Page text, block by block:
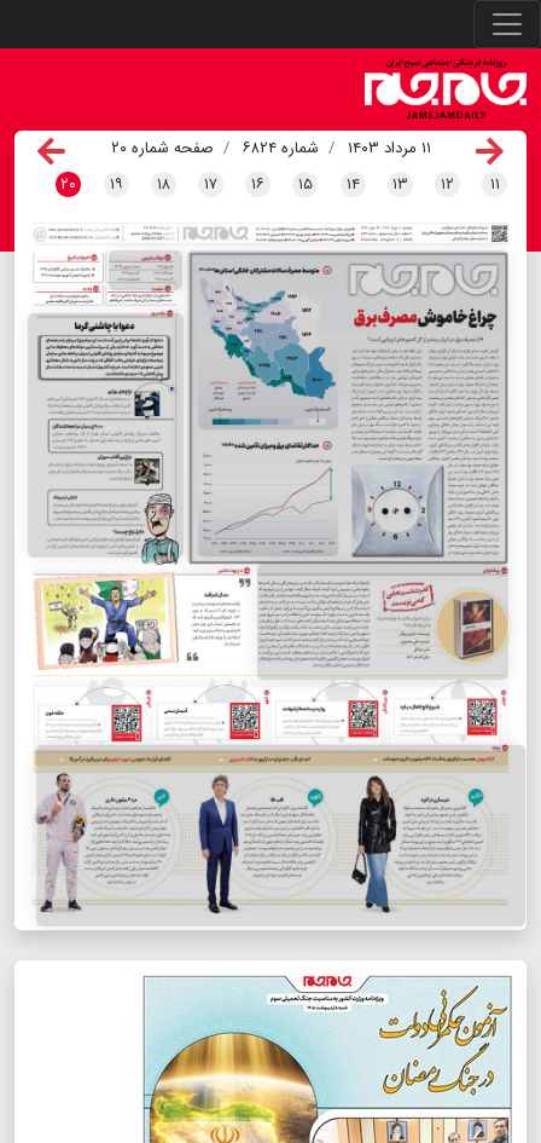
۱۱ مرداد ۱۴۰۳ شماره ۶۸۲۴
صفحه شماره ۲۰
۱۱ ۱۲ ۱۳ ۱۴ ۱۵ ۱۶ ۱۷ ۱۸ ۱۹ ۲۰